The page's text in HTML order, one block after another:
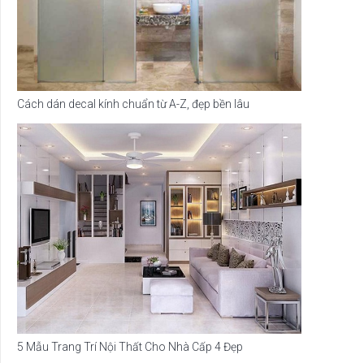
Cách dán decal kính chuẩn từ A-Z, đẹp bền lâu
5 Mẫu Trang Trí Nội Thất Cho Nhà Cấp 4 Đẹp